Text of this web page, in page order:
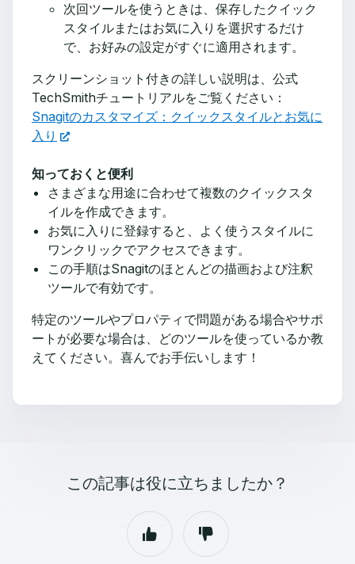
次回ツールを使うときは、保存したクイック
スタイルまたはお気に入りを選択するだけ
で、お好みの設定がすぐに適用されます。
スクリーンショット付きの詳しい説明は、公式
TechSmithチュートリアルをご覧ください：
Snagitのカスタマイズ：クイックスタイルとお気に
入り
知っておくと便利
さまざまな用途に合わせて複数のクイックスタ
イルを作成できます。
お気に入りに登録すると、よく使うスタイルに
ワンクリックでアクセスできます。
この手順はSnagitのほとんどの描画および注釈
ツールで有効です。
特定のツールやプロパティで問題がある場合やサポ
ートが必要な場合は、どのツールを使っているか教
えてください。喜んでお手伝いします！
この記事は役に立ちましたか？